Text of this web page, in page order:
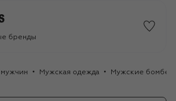
бренды
Мужская одежда Мужские